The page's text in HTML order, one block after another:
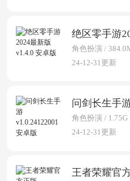
绝区零手游
角色扮演 /
24-12-31更新
问剑长生手
角色扮演 / 1.75G
24-12-31更新
王者荣耀官